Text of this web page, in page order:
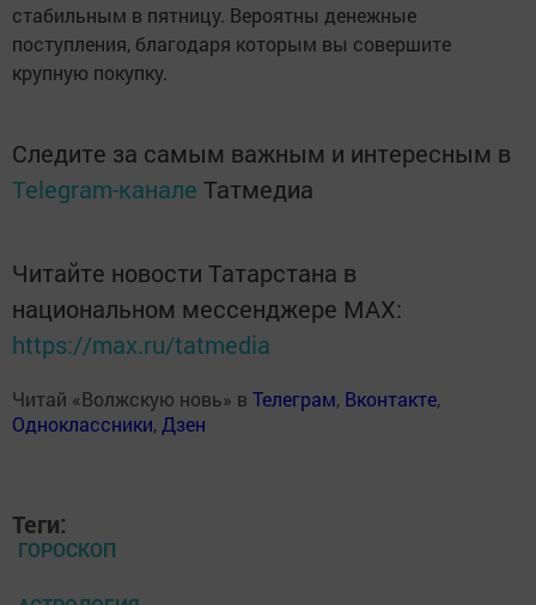
стабильным в пятницу. Вероятны денежные
поступления, благодаря которым вы совершите
крупную покупку.
Следите за самым важным и интересным в
Telegram-канале Татмедиа
Читайте новости Татарстана в
национальном мессенджере MАХ:
https://max.ru/tatmedia
Читай «Волжскую новь» в Телеграм, Вконтакте,
Одноклассники, Дзен
Теги:
ГОРОСКОП